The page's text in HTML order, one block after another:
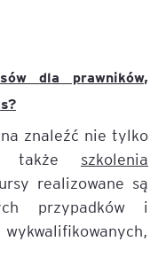
dla prawników,
znaleźć nie tylko
także szkolenia
realizowane są
przypadków i